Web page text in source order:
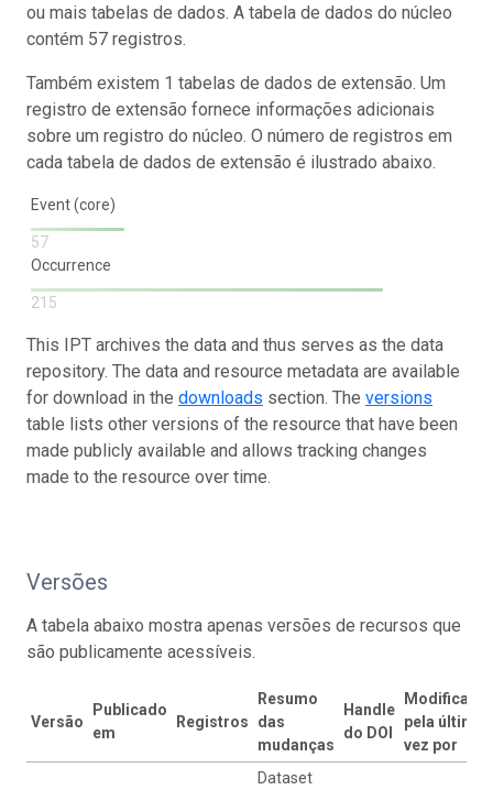
ou mais tabelas de dados. A tabela de dados do núcleo
contém 57 registros.
Também existem 1 tabelas de dados de extensão. Um
registro de extensão fornece informações adicionais
sobre um registro do núcleo. O número de registros em
cada tabela de dados de extensão é ilustrado abaixo.
Event (core)
57
Occurrence
215
This IPT archives the data and thus serves as the data
repository. The data and resource metadata are available
for download in the downloads section. The versions
table lists other versions of the resource that have been
made publicly available and allows tracking changes
made to the resource over time.
Versões
A tabela abaixo mostra apenas versões de recursos que
são publicamente acessíveis.
Versão
Publicado
em
Registros
Resumo
das
mudanças
Handle
do DOI
Modificado
pela última
vez por
Dataset